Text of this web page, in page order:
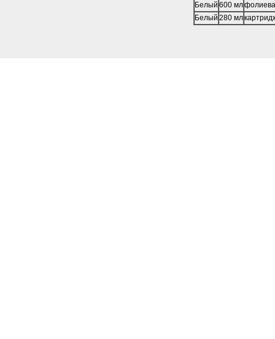
Белый 600 мл
Белый 280 мл